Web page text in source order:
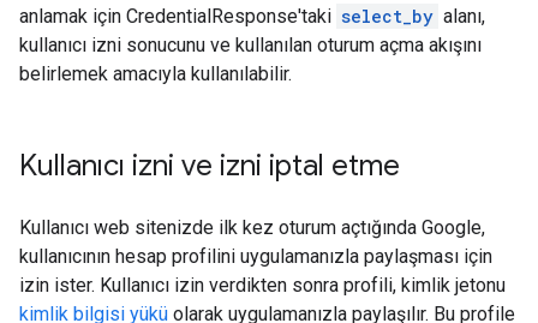
anlamak için CredentialResponse'taki select_by alanı,
kullanıcı izni sonucunu ve kullanılan oturum açma akışını
belirlemek amacıyla kullanılabilir.
Kullanıcı izni ve izni iptal etme
Kullanıcı web sitenizde ilk kez oturum açtığında Google,
kullanıcının hesap profilini uygulamanızla paylaşması için
izin ister. Kullanıcı izin verdikten sonra profili, kimlik jetonu
kimlik bilgisi yükü olarak uygulamanızla paylaşılır. Bu profile